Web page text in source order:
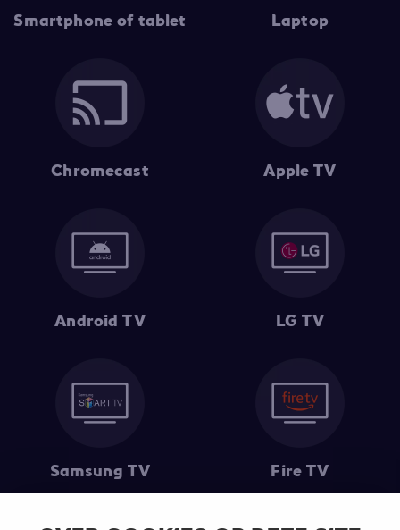
Smartphone of tablet Laptop
Chromecast Apple TV
Android TV LG TV
Samsung TV Fire TV